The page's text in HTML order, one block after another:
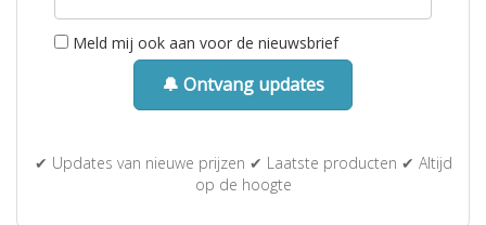
Meld mij ook aan voor de nieuwsbrief
🔔 Ontvang updates
✔ Updates van nieuwe prijzen ✔ Laatste producten ✔ Altijd
op de hoogte